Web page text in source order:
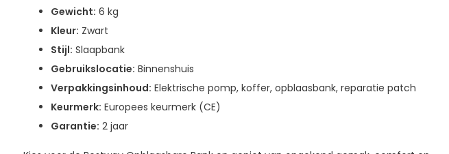
Gewicht: 6 kg
Kleur: Zwart
Stijl: Slaapbank
Gebruikslocatie: Binnenshuis
Verpakkingsinhoud: Elektrische pomp, koffer, opblaasbank, reparatie patch
Keurmerk: Europees keurmerk (CE)
Garantie: 2 jaar